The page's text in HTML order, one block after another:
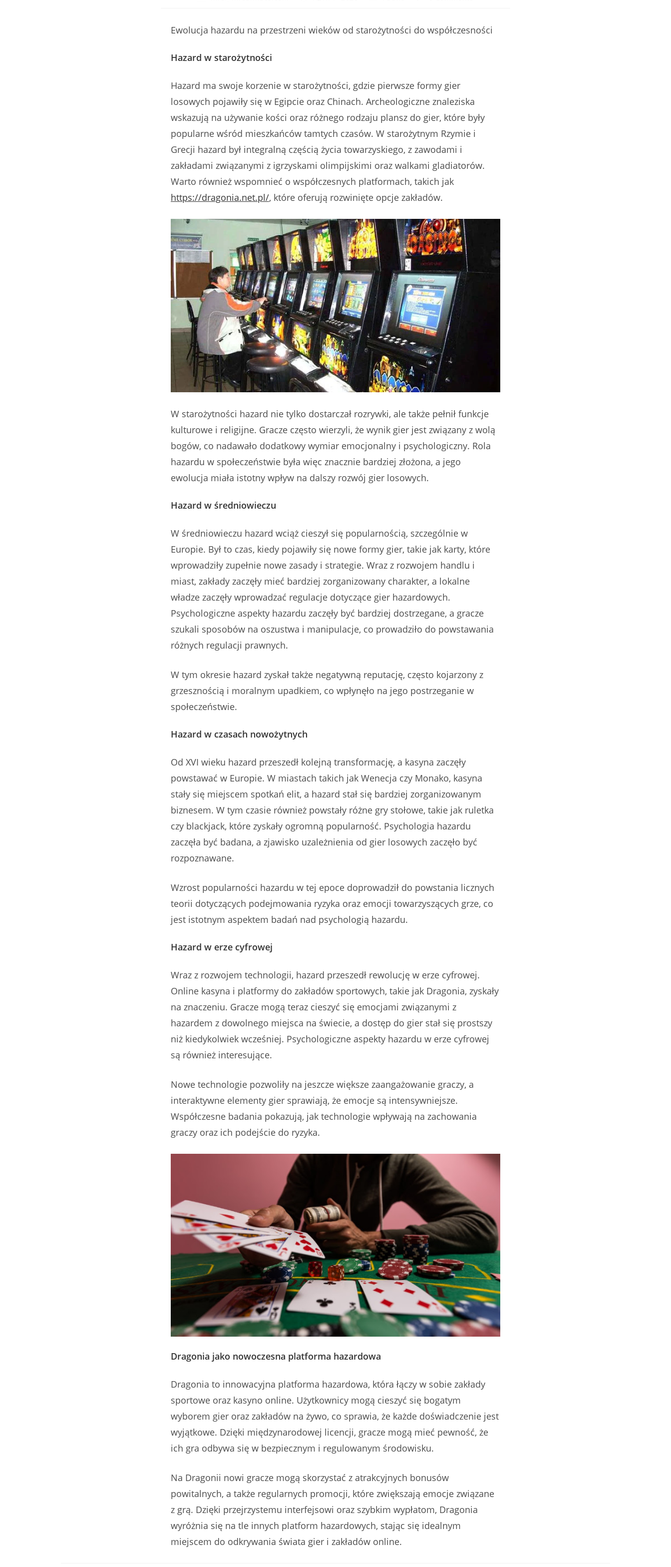
Ewolucja hazardu na przestrzeni wieków od starożytności do współczesności
Hazard w starożytności
Hazard ma swoje korzenie w starożytności, gdzie pierwsze formy gier
losowych pojawiły się w Egipcie oraz Chinach. Archeologiczne znaleziska
wskazują na używanie kości oraz różnego rodzaju plansz do gier, które były
popularne wśród mieszkańców tamtych czasów. W starożytnym Rzymie i
Grecji hazard był integralną częścią życia towarzyskiego, z zawodami i
zakładami związanymi z igrzyskami olimpijskimi oraz walkami gladiatorów.
Warto również wspomnieć o współczesnych platformach, takich jak
https://dragonia.net.pl/, które oferują rozwinięte opcje zakładów.
W starożytności hazard nie tylko dostarczał rozrywki, ale także pełnił funkcje
kulturowe i religijne. Gracze często wierzyli, że wynik gier jest związany z wolą
bogów, co nadawało dodatkowy wymiar emocjonalny i psychologiczny. Rola
hazardu w społeczeństwie była więc znacznie bardziej złożona, a jego
ewolucja miała istotny wpływ na dalszy rozwój gier losowych.
Hazard w średniowieczu
W średniowieczu hazard wciąż cieszył się popularnością, szczególnie w
Europie. Był to czas, kiedy pojawiły się nowe formy gier, takie jak karty, które
wprowadziły zupełnie nowe zasady i strategie. Wraz z rozwojem handlu i
miast, zakłady zaczęły mieć bardziej zorganizowany charakter, a lokalne
władze zaczęły wprowadzać regulacje dotyczące gier hazardowych.
Psychologiczne aspekty hazardu zaczęły być bardziej dostrzegane, a gracze
szukali sposobów na oszustwa i manipulacje, co prowadziło do powstawania
różnych regulacji prawnych.
W tym okresie hazard zyskał także negatywną reputację, często kojarzony z
grzesznością i moralnym upadkiem, co wpłynęło na jego postrzeganie w
społeczeństwie.
Hazard w czasach nowożytnych
Od XVI wieku hazard przeszedł kolejną transformację, a kasyna zaczęły
powstawać w Europie. W miastach takich jak Wenecja czy Monako, kasyna
stały się miejscem spotkań elit, a hazard stał się bardziej zorganizowanym
biznesem. W tym czasie również powstały różne gry stołowe, takie jak ruletka
czy blackjack, które zyskały ogromną popularność. Psychologia hazardu
zaczęła być badana, a zjawisko uzależnienia od gier losowych zaczęło być
rozpoznawane.
Wzrost popularności hazardu w tej epoce doprowadził do powstania licznych
teorii dotyczących podejmowania ryzyka oraz emocji towarzyszących grze, co
jest istotnym aspektem badań nad psychologią hazardu.
Hazard w erze cyfrowej
Wraz z rozwojem technologii, hazard przeszedł rewolucję w erze cyfrowej.
Online kasyna i platformy do zakładów sportowych, takie jak Dragonia, zyskały
na znaczeniu. Gracze mogą teraz cieszyć się emocjami związanymi z
hazardem z dowolnego miejsca na świecie, a dostęp do gier stał się prostszy
niż kiedykolwiek wcześniej. Psychologiczne aspekty hazardu w erze cyfrowej
są również interesujące.
Nowe technologie pozwoliły na jeszcze większe zaangażowanie graczy, a
interaktywne elementy gier sprawiają, że emocje są intensywniejsze.
Współczesne badania pokazują, jak technologie wpływają na zachowania
graczy oraz ich podejście do ryzyka.
Dragonia jako nowoczesna platforma hazardowa
Dragonia to innowacyjna platforma hazardowa, która łączy w sobie zakłady
sportowe oraz kasyno online. Użytkownicy mogą cieszyć się bogatym
wyborem gier oraz zakładów na żywo, co sprawia, że każde doświadczenie jest
wyjątkowe. Dzięki międzynarodowej licencji, gracze mogą mieć pewność, że
ich gra odbywa się w bezpiecznym i regulowanym środowisku.
Na Dragonii nowi gracze mogą skorzystać z atrakcyjnych bonusów
powitalnych, a także regularnych promocji, które zwiększają emocje związane
z grą. Dzięki przejrzystemu interfejsowi oraz szybkim wypłatom, Dragonia
wyróżnia się na tle innych platform hazardowych, stając się idealnym
miejscem do odkrywania świata gier i zakładów online.